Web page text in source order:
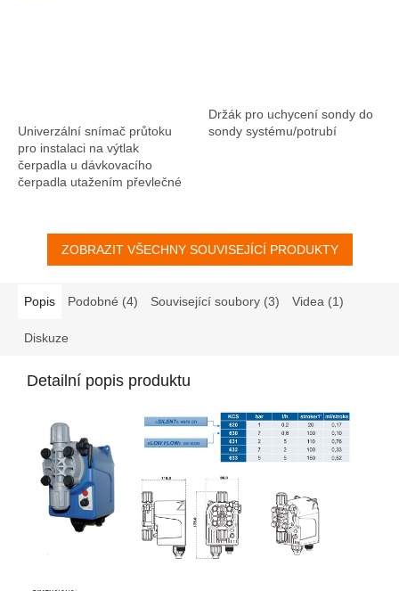
Univerzální snímač průtoku
pro instalaci na výtlak
čerpadla u dávkovacího
čerpadla utažením převlečné
umístěnou v systému....
Držák pro uchycení sondy do
sondy systému/potrubí
ZOBRAZIT VŠECHNY SOUVISEJÍCÍ PRODUKTY
Popis Podobné (4) Související soubory (3) Videa (1)
Diskuze
Detailní popis produktu